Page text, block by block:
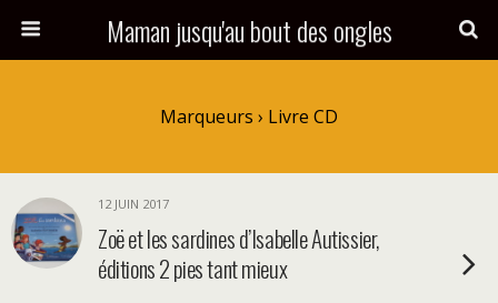
Maman jusqu'au bout des ongles
Marqueurs › Livre CD
12 JUIN 2017
Zoë et les sardines d’Isabelle Autissier,
éditions 2 pies tant mieux